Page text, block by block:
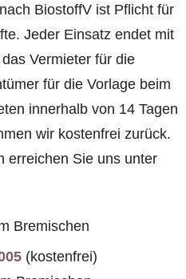
BiostoffV ist Pflicht für
Jeder Einsatz endet mit
Vermieter für die
für die Vorlage beim
innerhalb von 14 Tagen
wir kostenfrei zurück.
erreichen Sie uns unter
(kostenfrei)